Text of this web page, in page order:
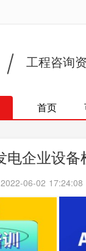
工程咨询
首页
企业设备
06-02 17:24:08